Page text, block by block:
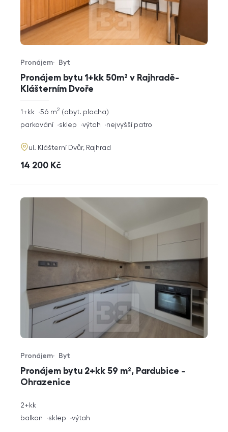
Pronájem bytu 1+kk 50m² v Rajhradě-
Klášterním Dvoře
Typ nabídky
Pronájem
Typ nemovitosti
Byt
rozměry
dispozice
1+kk obyt. plocha
56 m2
funkce
parkování sklep výtah nejvyšší patro
adresa
ul. Klášterní Dvůr, Rajhrad
cena
14 200 Kč
Pronájem bytu 2+kk 59 m², Pardubice -
Ohrazenice
Typ nabídky
Pronájem
Typ nemovitosti
Byt
rozměry
dispozice
2+kk
funkce
balkon sklep výtah